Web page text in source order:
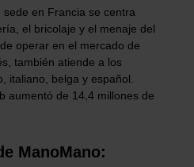
en Francia se centra
el bricolaje y el menaje del
operar en el mercado de
también atiende a los
italiano, belga y español.
aumentó de 14,4 millones de
ManoMano: